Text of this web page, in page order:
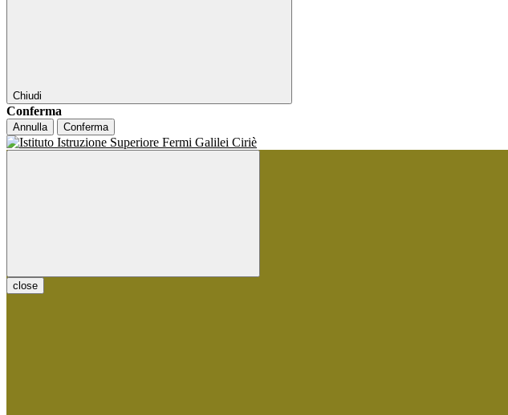
Chiudi
Conferma
Annulla Conferma
close